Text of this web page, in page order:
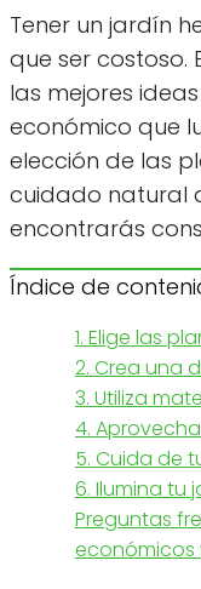
Tener un jardín
que ser costoso.
las mejores
económico que
elección de las
cuidado natural
encontrarás
Índice de
1. Elige las
2. Crea una
3. Utiliza
4.
5. Cuida de
6. Ilumina tu
Preguntas
económicos